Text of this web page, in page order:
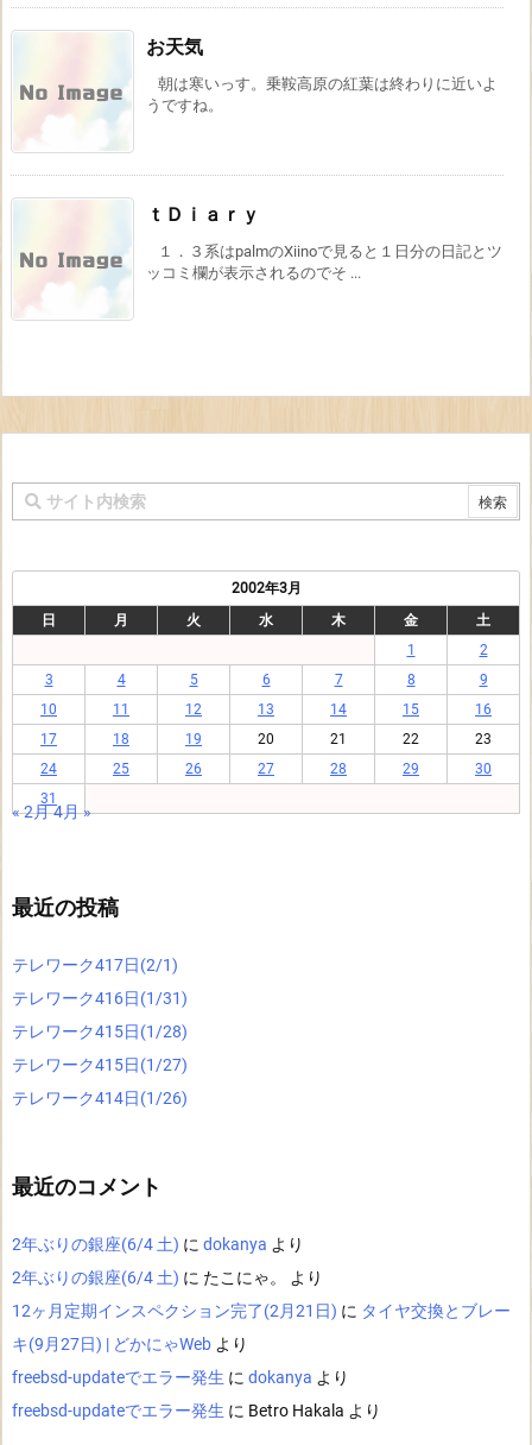
お天気
朝は寒いっす。乗鞍高原の紅葉は終わりに近いよ
うですね。
ｔＤｉａｒｙ
１．３系はpalmのXiinoで見ると１日分の日記とツ
ッコミ欄が表示されるのでそ ...
2002年3月
日
月 火 水 木 金
土
1
2
3
4 5 6 7 8
9
10
11 12 13 14 15
16
17
18 19 20 21 22
23
24
25 26 27 28 29
30
31
« 2月4月 »
最近の投稿
テレワーク417日(2/1)
テレワーク416日(1/31)
テレワーク415日(1/28)
テレワーク415日(1/27)
テレワーク414日(1/26)
最近のコメント
2年ぶりの銀座(6/4 土) に dokanya より
2年ぶりの銀座(6/4 土) に たこにゃ。
より
12ヶ月定期インスペクション完了(2月21日) に タイヤ交換とブレー
キ(9月27日) | どかにゃWeb より
freebsd-updateでエラー発生 に dokanya より
freebsd-updateでエラー発生 に Betro Hakala より